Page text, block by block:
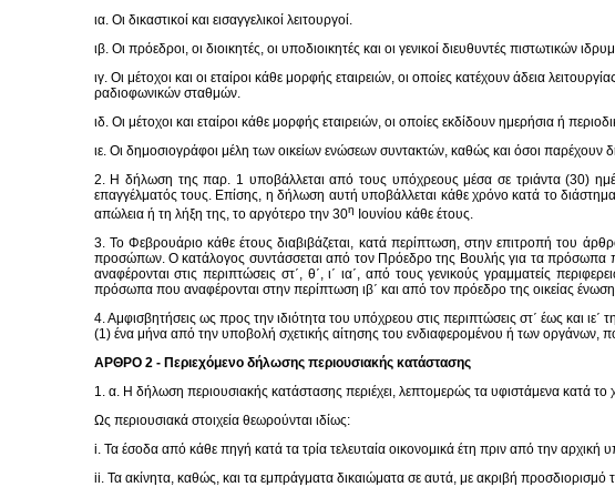
ια. Οι δικαστικοί και εισαγγελικοί λειτουργοί.
ιβ. Οι πρόεδροι, οι διοικητές, οι υποδιοικητές και οι γενικοί διευθυντές πιστωτικών
ιγ. Οι μέτοχοι και οι εταίροι κάθε μορφής εταιρειών, οι οποίες κατέχουν άδεια
ραδιοφωνικών σταθμών.
ιδ. Οι μέτοχοι και εταίροι κάθε μορφής εταιρειών, οι οποίες εκδίδουν ημερήσια ή
ιε. Οι δημοσιογράφοι μέλη των οικείων ενώσεων συντακτών, καθώς και όσοι παρέχουν
2. Η δήλωση της παρ. 1 υποβάλλεται από τους υπόχρεους μέσα σε τριάντα (30)
επαγγέλματός τους. Επίσης, η δήλωση αυτή υποβάλλεται κάθε χρόνο κατά το
απώλεια ή τη λήξη της, το αργότερο την 30η
Ιουνίου κάθε έτους.
3. Το Φεβρουάριο κάθε έτους διαβιβάζεται, κατά περίπτωση, στην επιτροπή του
προσώπων. Ο κατάλογος συντάσσεται από τον Πρόεδρο της Βουλής για τα πρόσωπα
αναφέρονται στις περιπτώσεις στ΄, θ΄, ι΄ ια΄, από τους γενικούς γραμματείς
πρόσωπα που αναφέρονται στην περίπτωση ιβ΄ και από τον πρόεδρο της οικείας
4. Αμφισβητήσεις ως προς την ιδιότητα του υπόχρεου στις περιπτώσεις στ΄ έως και
(1) ένα μήνα από την υποβολή σχετικής αίτησης του ενδιαφερομένου ή των
ΑΡΘΡΟ 2 - Περιεχόμενο δήλωσης περιουσιακής κατάστασης
1. α. Η δήλωση περιουσιακής κατάστασης περιέχει, λεπτομερώς τα υφιστάμενα κατά το
Ως περιουσιακά στοιχεία θεωρούνται ιδίως:
i. Τα έσοδα από κάθε πηγή κατά τα τρία τελευταία οικονομικά έτη πριν από την
ii. Τα ακίνητα, καθώς, και τα εμπράγματα δικαιώματα σε αυτά, με ακριβή προσδιορισμό